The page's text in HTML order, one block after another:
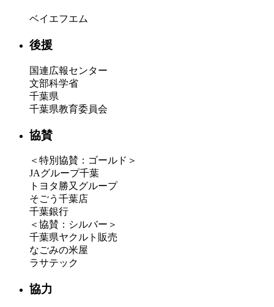
ベイエフエム
後援
国連広報センター
文部科学省
千葉県
千葉県教育委員会
協賛
＜特別協賛：ゴールド＞
JAグループ千葉
トヨタ勝又グループ
そごう千葉店
千葉銀行
＜協賛：シルバー＞
千葉県ヤクルト販売
なごみの米屋
ラサテック
協力